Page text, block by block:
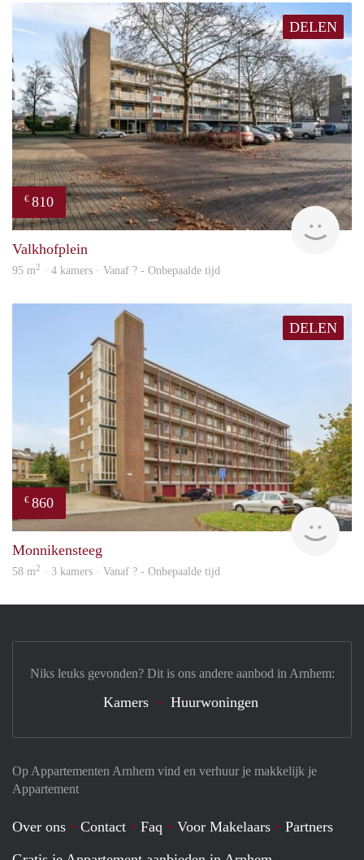
DELEN
€ 810
Valkhofplein
95 m2 · 4 kamers · Vanaf ? - Onbepaalde tijd
DELEN
€ 860
rent
Monnikensteeg
58 m2 · 3 kamers · Vanaf ? - Onbepaalde tijd
Op Appartementen Arnhem vind en verhuur je makkelijk je
Appartement
Over ons Contact Faq Voor Makelaars
Partners
Niks leuks gevonden? Dit is ons andere aanbod in Arnhem:
Kamers Huurwoningen